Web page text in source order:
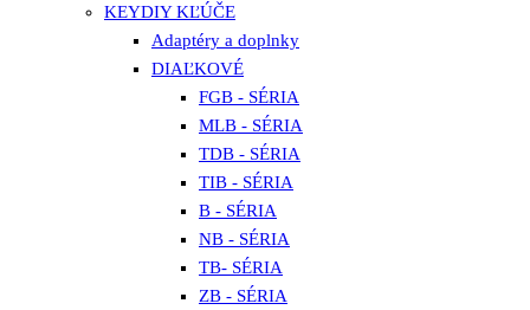
KEYDIY KĽÚČE
Adaptéry a doplnky
DIAĽKOVÉ
FGB - SÉRIA
MLB - SÉRIA
TDB - SÉRIA
TIB - SÉRIA
B - SÉRIA
NB - SÉRIA
TB- SÉRIA
ZB - SÉRIA